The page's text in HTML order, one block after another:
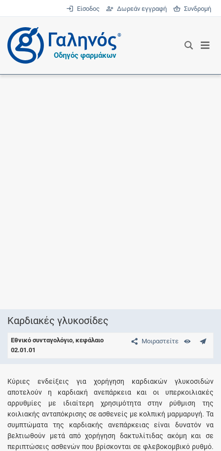
Είσοδος Δωρεάν εγγραφή Συνδρομή
®
Οδηγός φαρμάκων
Καρδιακές γλυκοσίδες
Μοιραστείτε
Εθνικό συνταγολόγιο, κεφάλαιο
02.01.01
Κύριες ενδείξεις για χορήγηση καρδιακών γλυκοσιδών
αποτελούν η καρδιακή ανεπάρκεια και οι υπερκοιλιακές
αρρυθμίες με ιδιαίτερη χρησιμότητα στην ρύθμιση της
κοιλιακής ανταπόκρισης σε ασθενείς με κολπική μαρμαρυγή. Τα
συμπτώματα της καρδιακής ανεπάρκειας είναι δυνατόν να
βελτιωθούν μετά από χορήγηση δακτυλίτιδας ακόμη και σε
περιπτώσεις ασθενών που βρίσκονται σε φλεβοκομβικό ρυθμό.